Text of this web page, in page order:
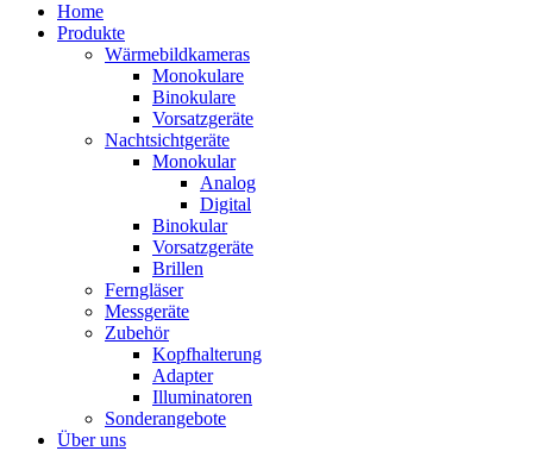
Home
Produkte
Wärmebildkameras
Monokulare
Binokulare
Vorsatzgeräte
Nachtsichtgeräte
Monokular
Analog
Digital
Binokular
Vorsatzgeräte
Brillen
Ferngläser
Messgeräte
Zubehör
Kopfhalterung
Adapter
Illuminatoren
Sonderangebote
Über uns